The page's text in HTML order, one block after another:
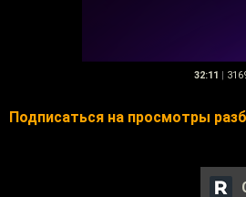
32:11 |
Подписаться на просмотры